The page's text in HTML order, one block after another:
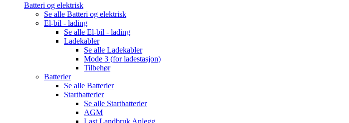
Batteri og elektrisk
Se alle Batteri og elektrisk
El-bil - lading
Se alle El-bil - lading
Ladekabler
Se alle Ladekabler
Mode 3 (for ladestasjon)
Tilbehør
Batterier
Se alle Batterier
Startbatterier
Se alle Startbatterier
AGM
Last Landbruk Anlegg